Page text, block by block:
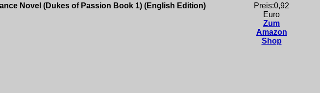
Novel (Dukes of Passion Book 1) (English Edition)
Preis:0,92
Euro
Zum
Amazon
Shop